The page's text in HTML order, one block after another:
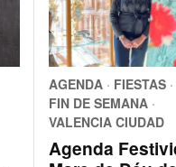
AGENDA · FIESTAS ·
FIN DE SEMANA ·
VALENCIA CIUDAD
Agenda